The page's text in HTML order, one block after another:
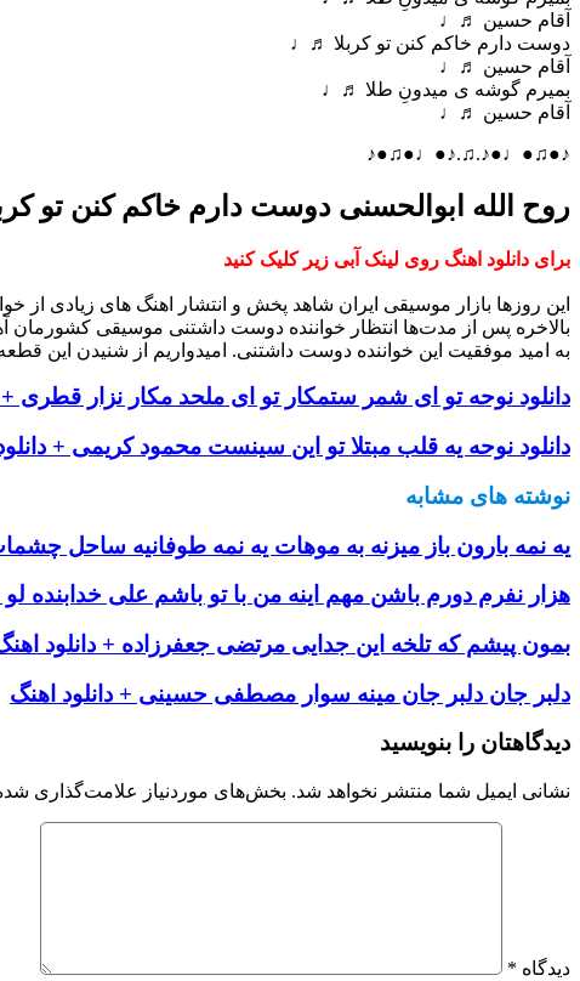
آقام حسین ♬♩
دوست دارم خاکم کنن تو کربلا ♬♩
آقام حسین ♬♩
بمیرم گوشه ی میدونِ طلا ♬♩
آقام حسین ♬♩
♪●♫●♩●♪.♫.♪●♩●♫●♪
روح الله ابوالحسنی دوست دارم خاکم کنن تو
برای دانلود اهنگ روی لینک آبی زیر کلیک کنید
این روزها بازار موسیقی ایران شاهد پخش و انتشار اهنگ های زیادی
بالاخره پس از مدت‌ها انتظار خواننده دوست داشتنی موسیقی کشورمان
به امید موفقیت این خواننده دوست داشتنی. امیدواریم از شنیدن این
دانلود نوحه تو ای شمر ستمکار تو ای ملحد مکار نزار قطری +
دانلود نوحه یه قلب مبتلا تو این سینست محمود کریمی +
نوشته های مشابه
یه نمه بارون باز میزنه به موهات یه نمه طوفانیه ساحل
هزار نفرم دورم باشن مهم اینه من با تو باشم علی خدابنده لو
بمون پیشم که تلخه این جدایی مرتضی جعفرزاده + دانلود
دلبر جان دلبر جان مینه سوار مصطفی حسینی + دانلود اهنگ
دیدگاهتان را بنویسید
نشانی ایمیل شما منتشر نخواهد شد. بخش‌های موردنیاز علامت‌گذاری
دیدگاه *